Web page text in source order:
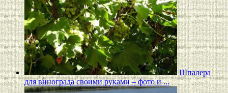
Шпалера
для винограда своими руками – фото и ...